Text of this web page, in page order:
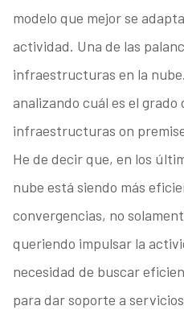
modelo que mejor se
actividad. Una de las
infraestructuras en la
analizando cuál es el grado
infraestructuras on
He de decir que, en los
nube está siendo más
convergencias, no
queriendo impulsar la
necesidad de buscar
para dar soporte a